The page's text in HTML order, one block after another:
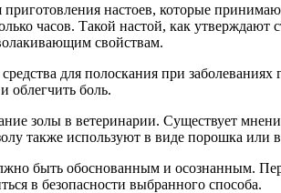
настоев, которые
часов. Такой настой, как
свойствам.
для полоскания при
облегчить боль.
золы в ветеринарии. Существует
также используют в виде порошка или
быть обоснованным и осознанным.
в безопасности выбранного способа.